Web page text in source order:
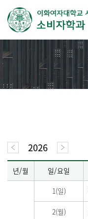
2026
년/월 일/요일
1(일)
2(월)